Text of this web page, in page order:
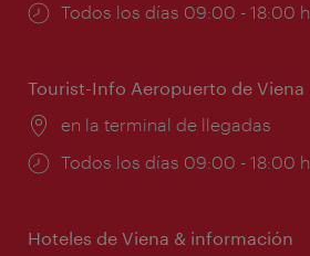
Horarios
Todos los días 09:00 - 18:00 h
Tourist-Info Aeropuerto de Viena
Lugar:
en la terminal de llegadas
Horarios
Todos los días 09:00 - 18:00 h
Hoteles de Viena & información